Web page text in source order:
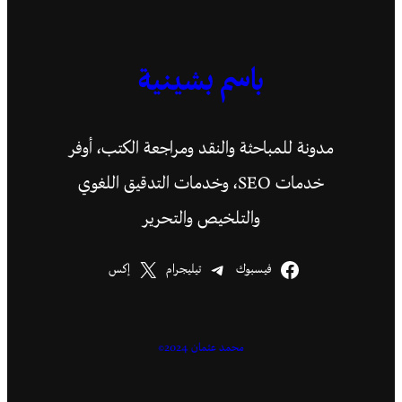
باسم بشينية
مدونة للمباحثة والنقد ومراجعة الكتب، أوفر
خدمات SEO، وخدمات التدقيق اللغوي
والتلخيص والتحرير
فيسبوك تيليجرام إكس
محمد عثمان 2024©